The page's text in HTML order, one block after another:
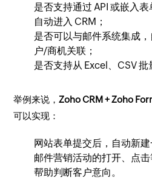
是否支持通过 API 或嵌入
自动进入 CRM；
是否可以与邮件系统集成
户/商机关联；
是否支持从 Excel、CSV 批
举例来说，Zoho CRM + Zoho
可以实现：
网站表单提交后，自动新建
邮件营销活动的打开、点击
帮助判断客户意向。